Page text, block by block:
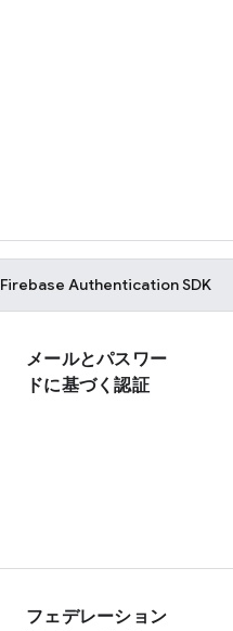
Firebase AuthenticationSDK
メールとパスワー
ドに基づく認証
フェデレーション